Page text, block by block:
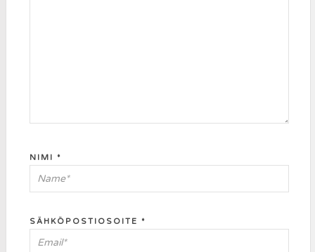
NIMI *
SÄHKÖPOSTIOSOITE *